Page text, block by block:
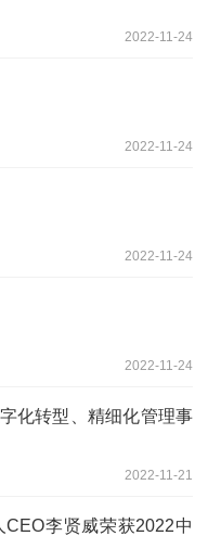
2022-11-24
2022-11-24
2022-11-24
2022-11-24
化转型、精细化管理事
2022-11-21
李贤威荣获2022中